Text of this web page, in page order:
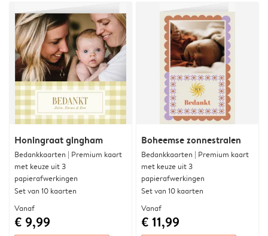
Honingraat gingham
Bedankkaarten | Premium kaart
met keuze uit 3
papierafwerkingen
Set van 10 kaarten
Vanaf
€ 9,99
Boheemse zonnestralen
Bedankkaarten | Premium kaart
met keuze uit 3
papierafwerkingen
Set van 10 kaarten
Vanaf
€ 11,99